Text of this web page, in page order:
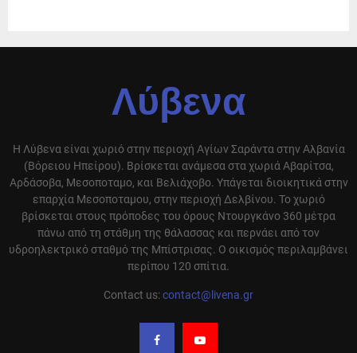
Λύβενα
Η Λύβενα είναι χωριό στην περιοχή Αγίων Σαράντα στην Αλβανία
(Βόρειου Ηπείρου). Βρίσκεται ανάμεσα στα χωριά Αβαρίτσα,
Αρδάσοβα, Μεσοποταμο, και Βελιάχοβο. Υπάγεται διοικητικά στην
επαρχία Μεσοποταμου, στην περιοχή Δελβίνου. Το χωριό
βρίσκεται στους πρόποδες του όρους Ντουργκάνο 360 μέτρα
πάνω από τη στάθμη της θάλασσας και περνάει από τον
υδροηλεκτρικό σταθμό της Μπίστρισας. Ο οικισμός περιλαμβάνει
περίπου 120 σπίτια.
Contact us:contact@livena.gr